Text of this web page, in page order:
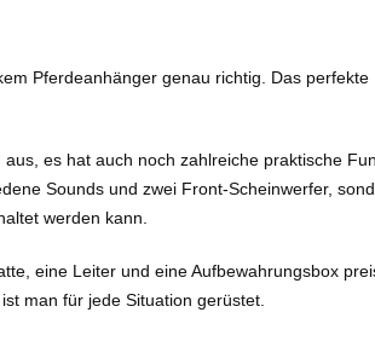
Pferdeanhänger genau richtig. Das perfekte
es hat auch noch zahlreiche praktische
Sounds und zwei Front-Scheinwerfer,
werden kann.
eine Leiter und eine Aufbewahrungsbox
man für jede Situation gerüstet.